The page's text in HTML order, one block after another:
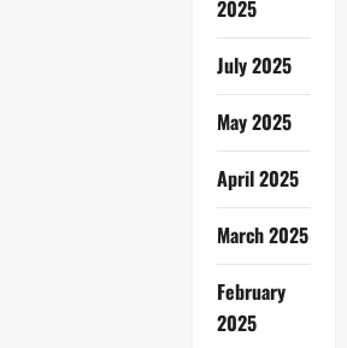
2025
July 2025
May 2025
April 2025
March 2025
February
2025